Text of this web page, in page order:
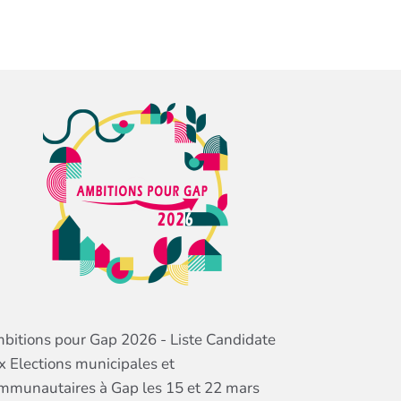
pour Gap 2026 - Liste Candidate
Elections municipales et
à Gap les 15 et 22 mars